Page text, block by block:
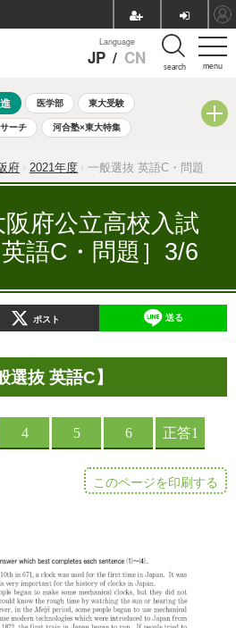
menu
Language
JP / CN search
医学部 東大受験
ーチ 河合塾×東大特集
催学校説明会・相談会
自由研究教材（中学生向け）
府 2021年度 一般選抜 英語C・問題
府公立高校入試
英語C・問題］3/6
ポスト 送る
選抜 英語C】
このページを印刷する